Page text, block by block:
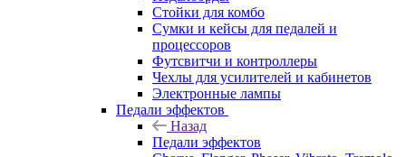
Стойки для комбо
Сумки и кейсы для педалей и
процессоров
Футсвитчи и контроллеры
Чехлы для усилителей и кабинетов
Электронные лампы
Педали эффектов
Назад
Педали эффектов